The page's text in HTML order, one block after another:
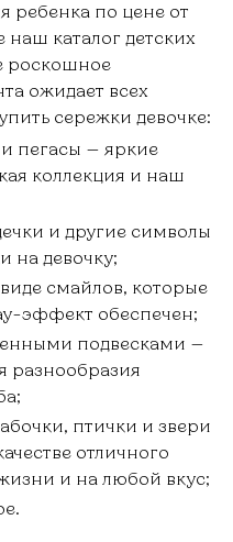
ребенка по цене от
каталог детских
роскошное
ожидает всех
сережки девочке:
пегасы — яркие
коллекция и наш
и другие символы
на девочку;
смайлов, которые
эффект обеспечен;
подвесками —
разнообразия
птички и звери
отличного
и на любой вкус;